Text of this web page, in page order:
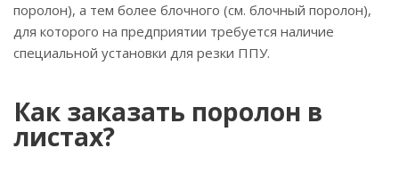
поролон), а тем более блочного (см. блочный поролон),
для которого на предприятии требуется наличие
специальной установки для резки ППУ.
Как заказать поролон в
листах?